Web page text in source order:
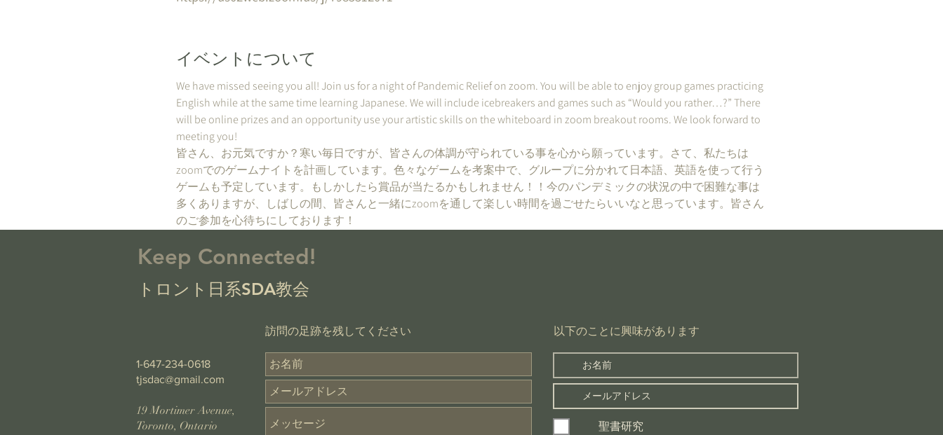
イベントについて
We have missed seeing you all! Join us for a night of Pandemic Relief on zoom. You will be able to enjoy group games practicing
English while at the same time learning Japanese. We will include icebreakers and games such as “Would you rather…?” There
will be online prizes and an opportunity use your artistic skills on the whiteboard in zoom breakout rooms. We look forward to
meeting you!
皆さん、お元気ですか？寒い毎日ですが、皆さんの体調が守られている事を心から願っています。さて、私たちは
zoomでのゲームナイトを計画しています。色々なゲームを考案中で、グループに分かれて日本語、英語を使って行う
ゲームも予定しています。もしかしたら賞品が当たるかもしれません！！今のパンデミックの状況の中で困難な事は
多くありますが、しばしの間、皆さんと一緒にzoomを通して楽しい時間を過ごせたらいいなと思っています。皆さん
のご参加を心待ちにしております！
Keep Connected!
トロント日系SDA教会
​訪問の足跡を残してください
1-647-234-0618
tjsdac@gmail.com
19 Mortimer Avenue,
Toronto, Ontario
​以下のことに興味があります
聖書研究